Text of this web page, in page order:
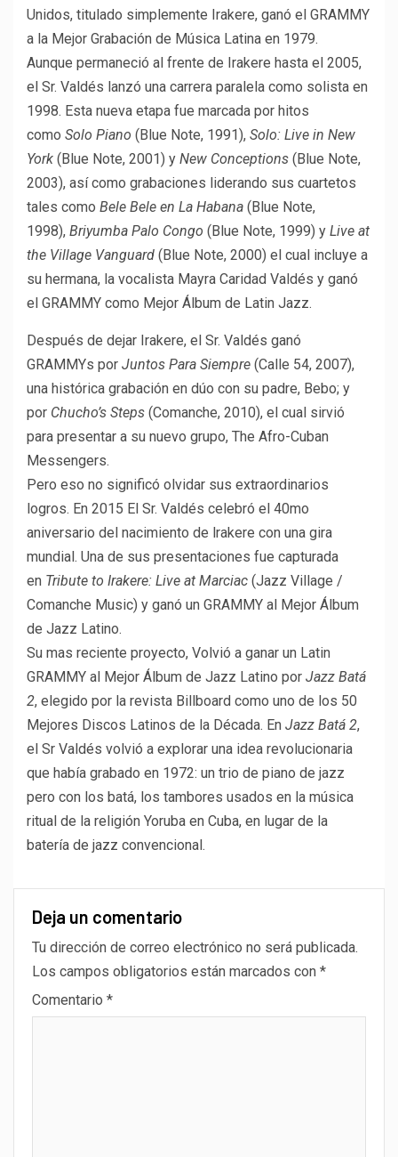
Unidos, titulado simplemente Irakere, ganó el GRAMMY
a la Mejor Grabación de Música Latina en 1979.
Aunque permaneció al frente de Irakere hasta el 2005,
el Sr. Valdés lanzó una carrera paralela como solista en
1998. Esta nueva etapa fue marcada por hitos
como Solo Piano (Blue Note, 1991), Solo: Live in New
York (Blue Note, 2001) y New Conceptions (Blue Note,
2003), así como grabaciones liderando sus cuartetos
tales como Bele Bele en La Habana (Blue Note,
1998), Briyumba Palo Congo (Blue Note, 1999) y Live at
the Village Vanguard (Blue Note, 2000) el cual incluye a
su hermana, la vocalista Mayra Caridad Valdés y ganó
el GRAMMY como Mejor Álbum de Latin Jazz.
Después de dejar Irakere, el Sr. Valdés ganó
GRAMMYs por Juntos Para Siempre (Calle 54, 2007),
una histórica grabación en dúo con su padre, Bebo; y
por Chucho’s Steps (Comanche, 2010), el cual sirvió
para presentar a su nuevo grupo, The Afro-Cuban
Messengers.
Pero eso no significó olvidar sus extraordinarios
logros. En 2015 El Sr. Valdés celebró el 40mo
aniversario del nacimiento de lrakere con una gira
mundial. Una de sus presentaciones fue capturada
en Tribute to Irakere: Live at Marciac (Jazz Village /
Comanche Music) y ganó un GRAMMY al Mejor Álbum
de Jazz Latino.
Su mas reciente proyecto, Volvió a ganar un Latin
GRAMMY al Mejor Álbum de Jazz Latino por Jazz Batá
2, elegido por la revista Billboard como uno de los 50
Mejores Discos Latinos de la Década. En Jazz Batá 2,
el Sr Valdés volvió a explorar una idea revolucionaria
que había grabado en 1972: un trio de piano de jazz
pero con los batá, los tambores usados en la música
ritual de la religión Yoruba en Cuba, en lugar de la
batería de jazz convencional.
Deja un comentario
Tu dirección de correo electrónico no será publicada.
Los campos obligatorios están marcados con *
Comentario *